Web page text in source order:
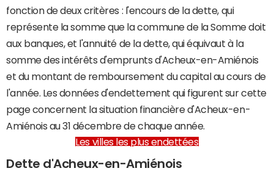
fonction de deux critères : l'encours de la dette, qui
représente la somme que la commune de la Somme doit
aux banques, et l'annuité de la dette, qui équivaut à la
somme des intérêts d'emprunts d'Acheux-en-Amiénois
et du montant de remboursement du capital au cours de
l'année. Les données d'endettement qui figurent sur cette
page concernent la situation financière d'Acheux-en-
Amiénois au 31 décembre de chaque année.
Les villes les plus endettées
Dette d'Acheux-en-Amiénois